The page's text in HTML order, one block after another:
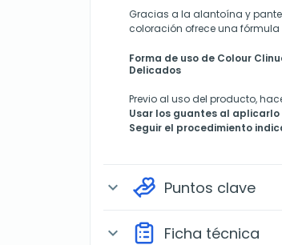
Gracias a la alantoína y
coloración ofrece una fórmula
Forma de uso de Colour
Delicados
Previo al uso del producto,
Usar los guantes al
Seguir el procedimiento
expand_more Puntos clave
expand_more Ficha técnica